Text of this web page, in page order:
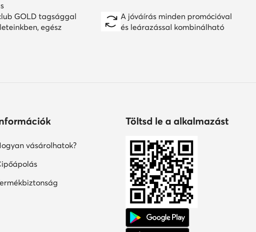
GOLD tagsággal
egész
A jóváírás minden promócióval
és leárazással kombinálható
vásárolhatok?
Töltsd le a alkalmazást